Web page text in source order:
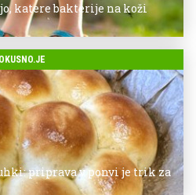
katere bakterije na koži
OKUSNO.JE
priprava v ponvi je trik za